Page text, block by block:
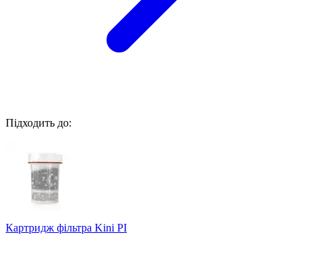
Підходить до:
Картридж фільтра Kini PI